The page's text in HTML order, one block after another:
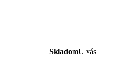
SkladomU vás